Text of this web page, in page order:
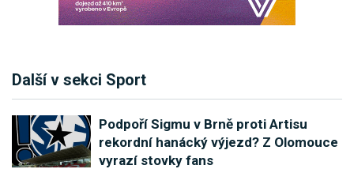
Další v sekci Sport
Podpoří Sigmu v Brně proti Artisu
rekordní hanácký výjezd? Z Olomouce
vyrazí stovky fans